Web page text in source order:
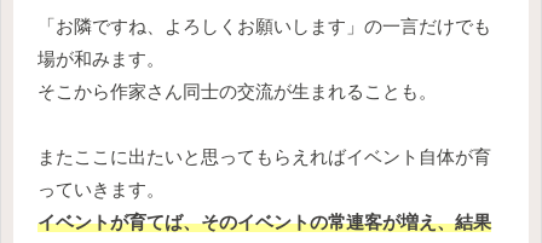
「お隣ですね、よろしくお願いします」の一言だけでも
場が和みます。
そこから作家さん同士の交流が生まれることも。
またここに出たいと思ってもらえればイベント自体が育
っていきます。
イベントが育てば、そのイベントの常連客が増え、結果